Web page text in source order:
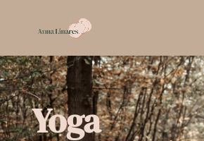
Yoga